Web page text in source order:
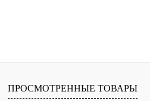
ПРОСМОТРЕННЫЕ ТОВАРЫ